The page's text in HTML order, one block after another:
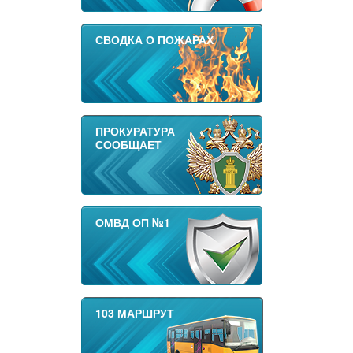
СВОДКА О ПОЖАРАХ
ПРОКУРАТУРА
СООБЩАЕТ
ОМВД ОП №1
103 МАРШРУТ